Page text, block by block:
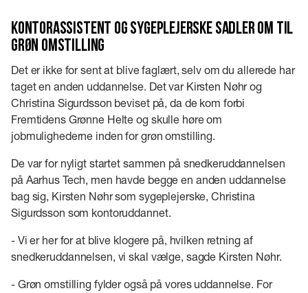
Kontorassistent og sygeplejerske sadler om til
grøn omstilling
Det er ikke for sent at blive faglært, selv om du allerede har
taget en anden uddannelse. Det var Kirsten Nøhr og
Christina Sigurdsson beviset på, da de kom forbi
Fremtidens Grønne Helte og skulle høre om
jobmulighederne inden for grøn omstilling.
De var for nyligt startet sammen på snedkeruddannelsen
på Aarhus Tech, men havde begge en anden uddannelse
bag sig, Kirsten Nøhr som sygeplejerske, Christina
Sigurdsson som kontoruddannet.
- Vi er her for at blive klogere på, hvilken retning af
snedkeruddannelsen, vi skal vælge, sagde Kirsten Nøhr.
- Grøn omstilling fylder også på vores uddannelse. For